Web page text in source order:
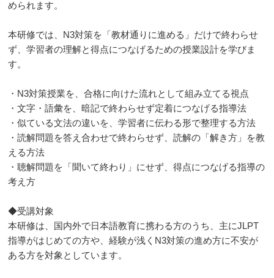
められます。
本研修では、N3対策を「教材通りに進める」だけで終わらせ
ず、学習者の理解と得点につなげるための授業設計を学びま
す。
・N3対策授業を、合格に向けた流れとして組み立てる視点
・文字・語彙を、暗記で終わらせず定着につなげる指導法
・似ている文法の違いを、学習者に伝わる形で整理する方法
・読解問題を答え合わせで終わらせず、読解の「解き方」を教
える方法
・聴解問題を「聞いて終わり」にせず、得点につなげる指導の
考え方
◆受講対象
本研修は、国内外で日本語教育に携わる方のうち、主にJLPT
指導がはじめての方や、経験が浅くN3対策の進め方に不安が
ある方を対象としています。